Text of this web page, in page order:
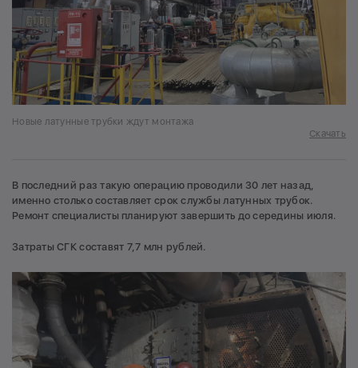
Новые латунные трубки ждут монтажа
Скачать
В последний раз такую операцию проводили 30 лет назад,
именно столько составляет срок службы латунных трубок.
Ремонт специалисты планируют завершить до середины июля.
Затраты СГК составят 7,7 млн рублей.